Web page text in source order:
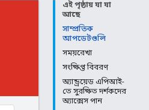
এই পৃষ্ঠায় যা যা
আছে
সাম্প্রতিক
আপডেটগুলি
সময়রেখা
সংক্ষিপ্ত বিবরণ
অ্যান্ড্রয়েড এপিআই-
তে সুরক্ষিত দর্শকদের
অ্যাক্সেস পান